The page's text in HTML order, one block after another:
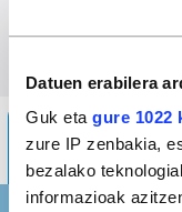
Datuen erabilera
Guk eta gure 1022
zure IP zenbakia,
bezalako
informazioak
Udal